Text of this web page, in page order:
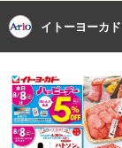
イトーヨーカ